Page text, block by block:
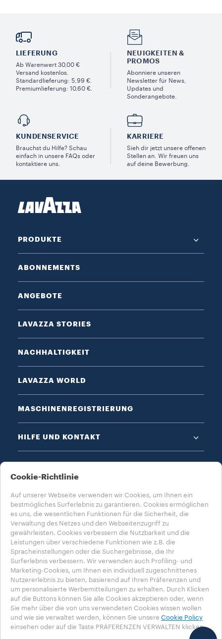
LIEFERUNG
Ab Warenwert 30,00 €
Versand kostenlos.
Standardlieferung: 5,99 €.
Premiumlieferung: 10,60 €.
NEUIGKEITEN &
PROMOS​
Abonniere unseren
Newsletter für News,
Updates und
Sonderangebote.
KUNDENSERVICE​
Brauchst du Hilfe? Schau
einfach in unsere FAQs oder
kontaktiere uns.
KARRIERE
Sieh dir jetzt unsere offenen
Stellen an. Wir freuen uns
auf deine Bewerbung.
PRODUKTE
ABONNEMENTS
ANGEBOTE
LAVAZZA STORIES
NACHHALTIGKEIT
LAVAZZA WORLD
MASCHINENREGISTRIERUNG
HILFE UND KONTAKT
WÄHLE DEIN LAND AUS​
DEUTSCHLAND​
Datenschutzerklärung Impressum
Cookie-Richtlinie​
Erklärung zur Barrierefreiheit
Cookie-Richtlinie
Auf unserer Webseite verwenden wir Cookies, um Ihnen ein
bestmögliches Surferlebnis zu garantieren. Cookies ermöglichen
es uns, die wesentlichen Funktionen für die Sicherheit, die
Verwaltung des Netzes und den Webseitenzugriff zu
gewährleisten. Cookies verbessern die Nutzbarkeit und die
Leistungen über verschiedene Funktionen wie z.B. die
Spracheinstellungen oder die Suchergebnisse, die Ihr
Surferlebnis verbessern. Wir verwenden auch Profiling- und
Marketing-Cookies, um Ihnen ein individuell zugeschnittenes
Nutzererlebnis zu bieten, basierend auf Ihren Präferenzen und
um personalisierte Werbemitteilungen zu erhalten. Durch Klicken
auf die Buttons können Sie alle Cookies akzeptieren oder, wenn
Sie mehr über die von uns verwendeten Cookies wissen wollen
und wie sie verwaltet werden, können Sie unsere Cookie Policy
einsehen oder auf die Taste PRÄFERENZEN VERWALTEN klicken.